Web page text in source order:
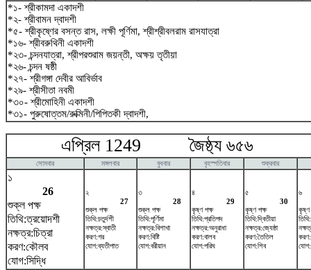
*১- শ্রীকামদা একাদশী
*২- শ্রীবামন দ্বাদশী
*৫- শ্রীকৃষ্ণের বসন্ত রাস, লক্ষী পূর্ণিমা, শ্রীশ্রীবলরাম রাসযাত্রা
*১৬- শ্রীবরুথিনী একাদশী
*২৩- চন্দনযাত্রা, শ্রীপরশুরাম জয়ন্তী, অক্ষয় তৃতীয়া
*২৬- চন্দন ষষ্ঠী
*২৭- শ্রীগঙ্গা দেবীর আবির্ভাব
*২৯- শ্রীসীতা নবমী
*৩০- শ্রীমোহিনী একাদশী
*৩১- পুরুষোত্তম/রুক্মিনী/পিপিতকী দ্বাদশী,
এপ্রিল 1249 জৈষ্ঠ্য ৬৫৬
সোমবার মঙ্গলবার বুধবার বৃহস্পতিবার শুক্রবার
১
26
শুক্ল পক্ষ
তিথি:ত্রয়োদশী
নক্ষত্র:চিত্রা
করণ:কৌলব
যোগ:সিদ্ধি
২
27
শুক্ল পক্ষ
তিথি:চতুর্দশী
নক্ষত্র:স্বাতী
করণ:গর
যোগ:ব্যতীপাত
৩
28
শুক্ল পক্ষ
তিথি:পূর্ণিমা
নক্ষত্র:বিশাখা
করণ:বিষ্টি
যোগ:বরীয়ান
৪
29
কৃষ্ণ পক্ষ
তিথি:প্রতিপদ
নক্ষত্র:অনুরাধা
করণ:বালব
যোগ:পরিঘ
৫
30
কৃষ্ণ পক্ষ
তিথি:দ্বিতীয়া
নক্ষত্র:জ্যেষ্ঠা
করণ:তৈতিল
যোগ:শিব
৬
কৃষ্ণ